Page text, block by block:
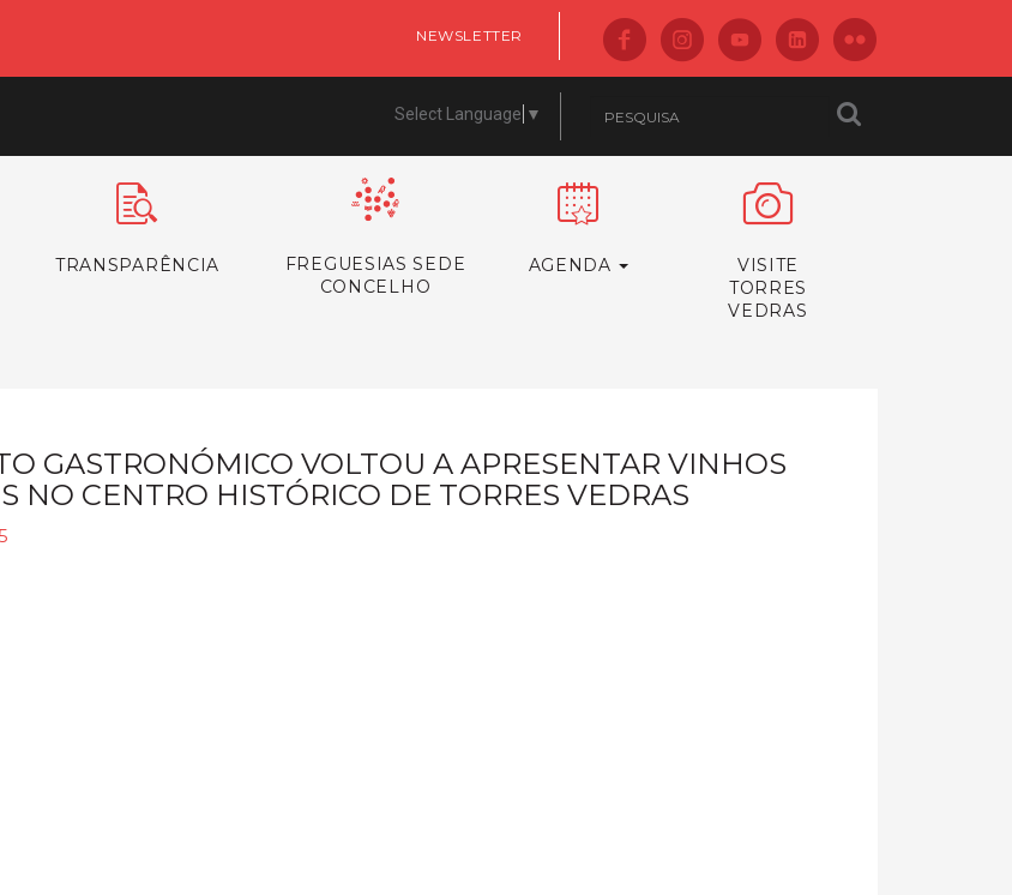
NEWSLETTER
Select Language ▼
TRANSPARÊNCIA
FREGUESIAS SEDE
CONCELHO
AGENDA
VISITE
TORRES
VEDRAS
GASTRONÓMICO VOLTOU A APRESENTAR VINHOS
NO CENTRO HISTÓRICO DE TORRES VEDRAS